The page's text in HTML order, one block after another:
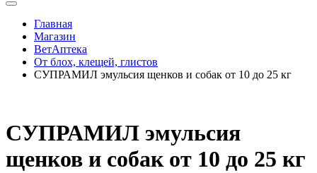
Главная
Магазин
ВетАптека
От блох, клещей, глистов
СУПРАМИЛ эмульсия щенков и собак от 10 до 25 кг
СУПРАМИЛ эмульсия
щенков и собак от 10 до 25 кг